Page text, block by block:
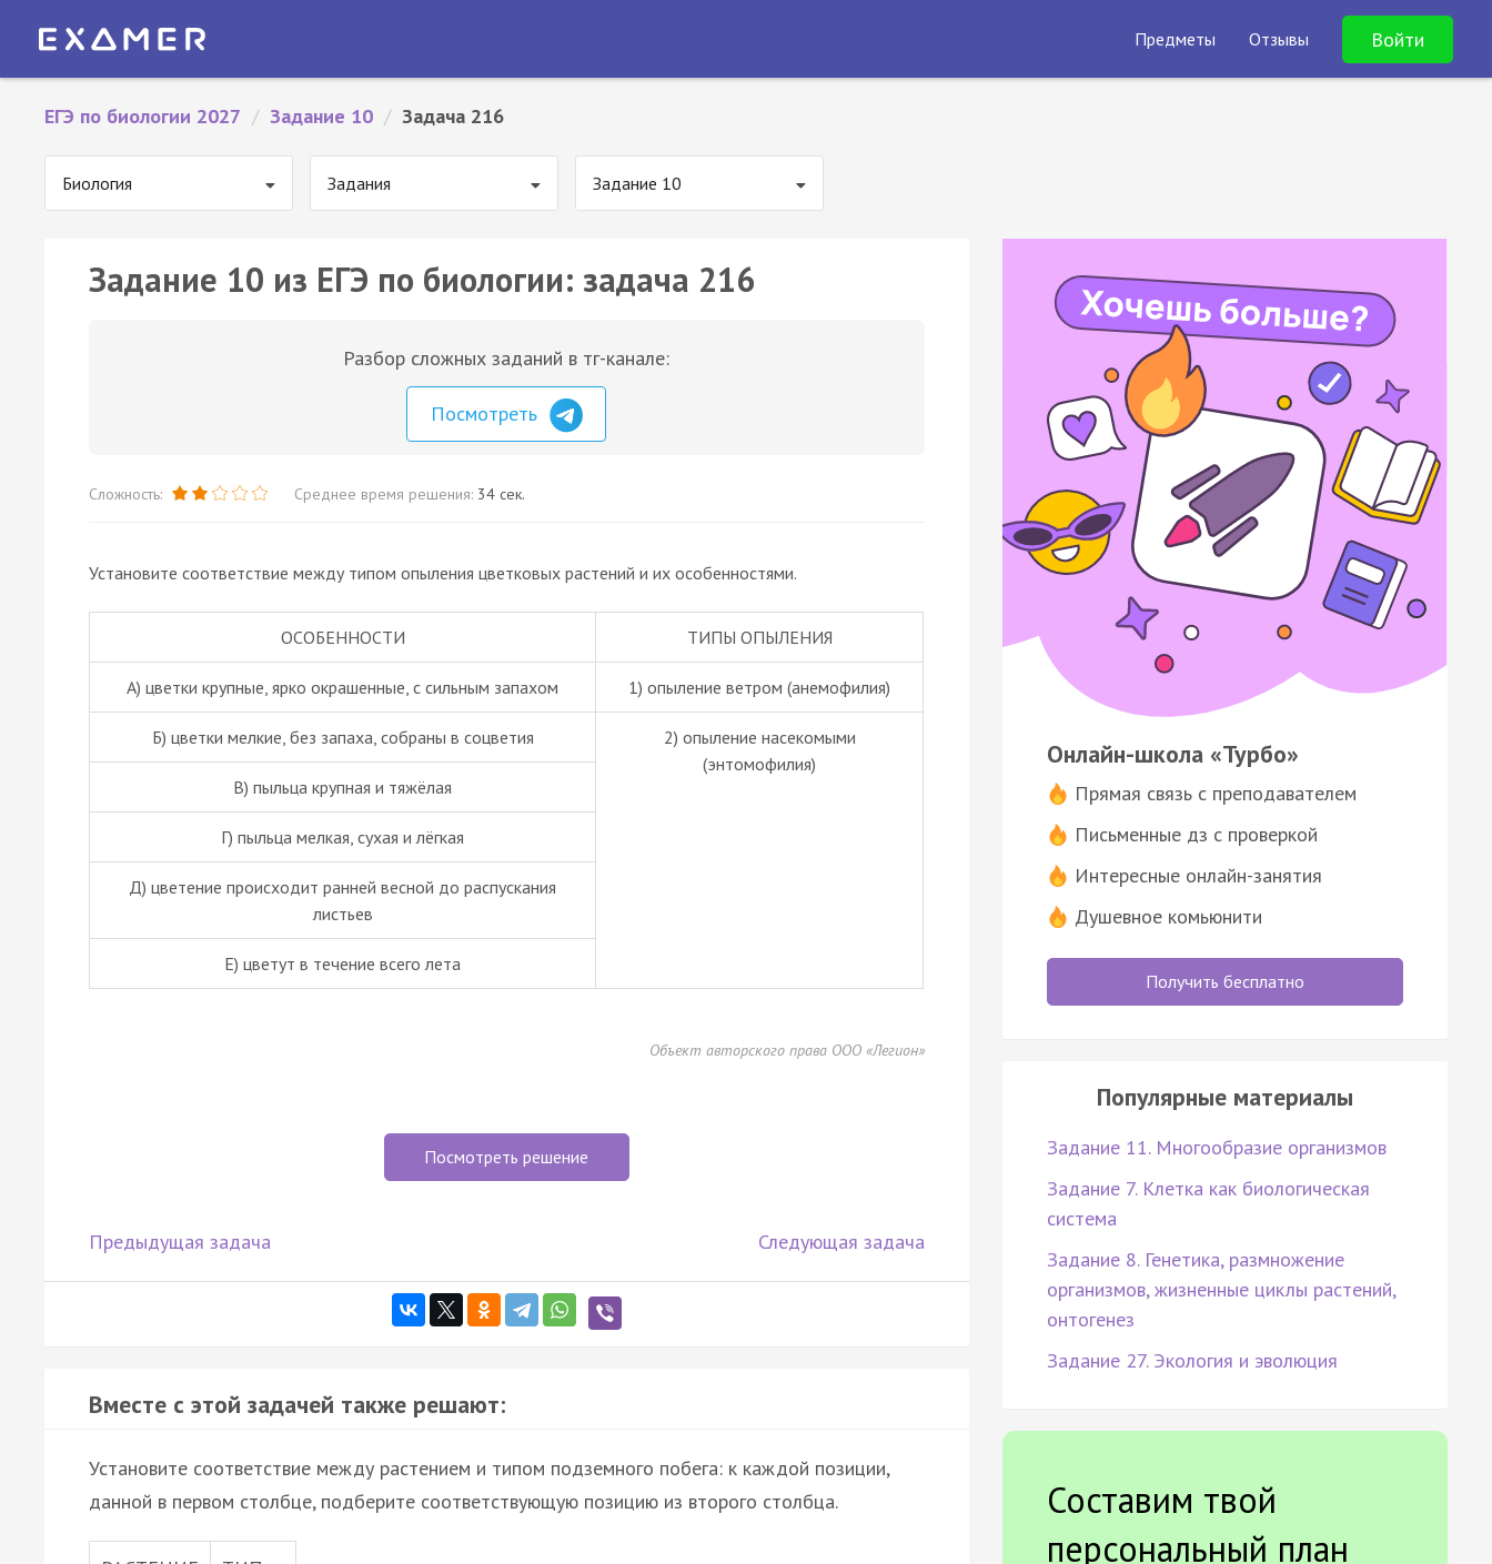
Предметы Отзывы Войти
ЕГЭ по биологии 2027 / Задание 10 / Задача 216
Биология Задания Задание 10
Задание 10 из ЕГЭ по биологии: задача 216
Разбор сложных заданий в тг-канале:
Посмотреть
Сложность: Среднее время решения: 34 сек.
Установите соответствие между типом опыления цветковых растений и их особенностями.
ОСОБЕННОСТИ ТИПЫ ОПЫЛЕНИЯ
А) цветки крупные, ярко окрашенные, с сильным запахом 1) опыление ветром (анемофилия)
Б) цветки мелкие, без запаха, собраны в соцветия
2) опыление насекомыми
(энтомофилия)
В) пыльца крупная и тяжёлая
Г) пыльца мелкая, сухая и лёгкая
Д) цветение происходит ранней весной до распускания
листьев
Е) цветут в течение всего лета
Объект авторского права ООО «Легион»
Посмотреть решение
Предыдущая задача Следующая задача
Вместе с этой задачей также решают:
Установите соответствие между растением и типом подземного побега: к каждой позиции,
данной в первом столбце, подберите соответствующую позицию из второго столбца.
Онлайн-школа «Турбо»
Прямая связь с преподавателем
Письменные дз с проверкой
Интересные онлайн-занятия
Душевное комьюнити
Получить бесплатно
Популярные материалы
Задание 11. Многообразие организмов
Задание 7. Клетка как биологическая
система
Задание 8. Генетика, размножение
организмов, жизненные циклы растений,
онтогенез
Задание 27. Экология и эволюция
Составим твой
персональный план